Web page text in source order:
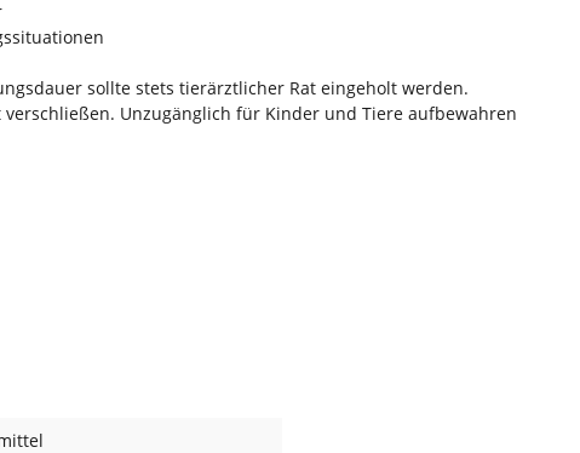
sollte stets tierärztlicher Rat eingeholt werden.
Unzugänglich für Kinder und Tiere aufbewahren